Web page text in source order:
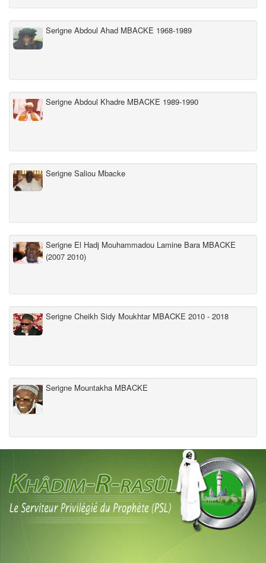
Serigne Abdoul Ahad MBACKE 1968-1989
Serigne Abdoul Khadre MBACKE 1989-1990
Serigne Saliou Mbacke
Serigne El Hadj Mouhammadou Lamine Bara MBACKE
(2007 2010)
Serigne Cheikh Sidy Moukhtar MBACKE 2010 - 2018
Serigne Mountakha MBACKE